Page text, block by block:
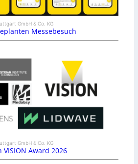
GmbH & Co. KG
Messebesuch
GmbH & Co. KG
Award 2026